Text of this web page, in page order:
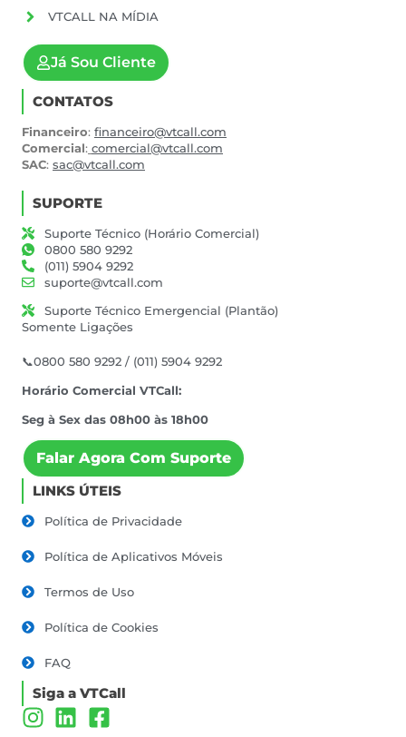
LINKS ÚTEIS
Política de Privacidade
Política de Aplicativos Móveis
Termos de Uso
Política de Cookies
FAQ
Siga a VTCall
VTCALL NA MÍDIA
Já Sou Cliente
CONTATOS
Financeiro: financeiro@vtcall.com
Comercial: comercial@vtcall.com
SAC: sac@vtcall.com
SUPORTE
Suporte Técnico (Horário Comercial)
0800 580 9292
(011) 5904 9292
suporte@vtcall.com
Suporte Técnico Emergencial (Plantão)
Somente Ligações
📞0800 580 9292 / (011) 5904 9292
Horário Comercial VTCall:
Seg à Sex das 08h00 às 18h00
Falar Agora Com Suporte